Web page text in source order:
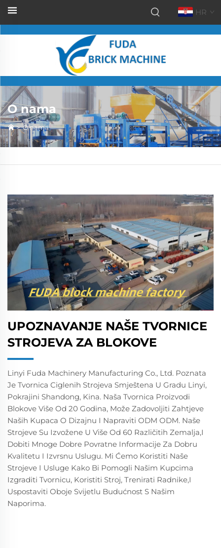
HR
O nama
>O nama
UPOZNAVANJE NAŠE TVORNICE
STROJEVA ZA BLOKOVE
Linyi Fuda Machinery Manufacturing Co., Ltd. Poznata
Je Tvornica Ciglenih Strojeva Smještena U Gradu Linyi,
Pokrajini Shandong, Kina. Naša Tvornica Proizvodi
Blokove Više Od 20 Godina, Može Zadovoljiti Zahtjeve
Naših Kupaca O Dizajnu I Napraviti ODM ODM. Naše
Strojeve Su Izvožene U Više Od 60 Različitih Zemalja,i
Dobiti Mnoge Dobre Povratne Informacije Za Dobru
Kvalitetu I Izvrsnu Uslugu. Mi Ćemo Koristiti Naše
Strojeve I Usluge Kako Bi Pomogli Našim Kupcima
Izgraditi Tvornicu, Koristiti Stroj, Trenirati Radnike,i
Uspostaviti Oboje Svijetlu Budućnost S Našim
Naporima.